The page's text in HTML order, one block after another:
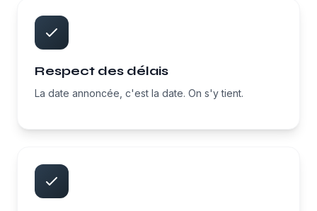
Respect des délais
La date annoncée, c'est la date. On s'y tient.